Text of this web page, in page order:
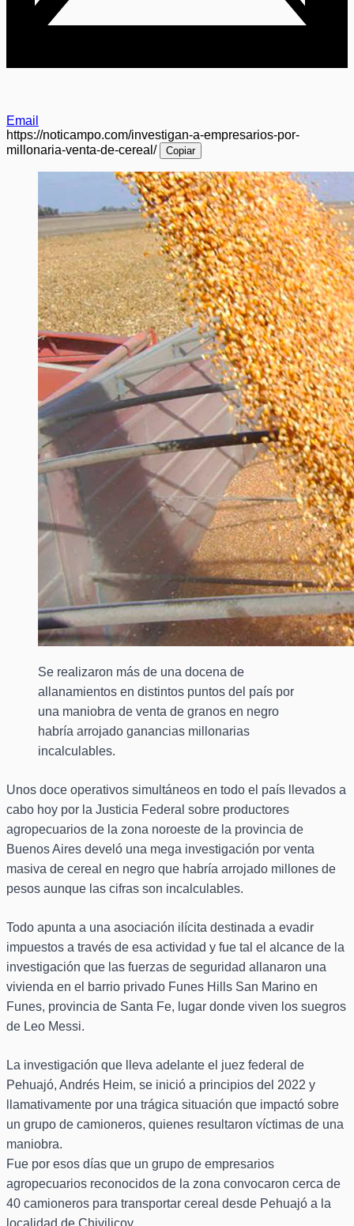
Email
https://noticampo.com/investigan-a-empresarios-por-
millonaria-venta-de-cereal/
Copiar
Se realizaron más de una docena de
allanamientos en distintos puntos del país por
una maniobra de venta de granos en negro
habría arrojado ganancias millonarias
incalculables.
Unos doce operativos simultáneos en todo el país llevados a
cabo hoy por la Justicia Federal sobre productores
agropecuarios de la zona noroeste de la provincia de
Buenos Aires develó una mega investigación por venta
masiva de cereal en negro que habría arrojado millones de
pesos aunque las cifras son incalculables.
Todo apunta a una asociación ilícita destinada a evadir
impuestos a través de esa actividad y fue tal el alcance de la
investigación que las fuerzas de seguridad allanaron una
vivienda en el barrio privado Funes Hills San Marino en
Funes, provincia de Santa Fe, lugar donde viven los suegros
de Leo Messi.
La investigación que lleva adelante el juez federal de
Pehuajó, Andrés Heim, se inició a principios del 2022 y
llamativamente por una trágica situación que impactó sobre
un grupo de camioneros, quienes resultaron víctimas de una
maniobra.
Fue por esos días que un grupo de empresarios
agropecuarios reconocidos de la zona convocaron cerca de
40 camioneros para transportar cereal desde Pehuajó a la
localidad de Chivilicoy.